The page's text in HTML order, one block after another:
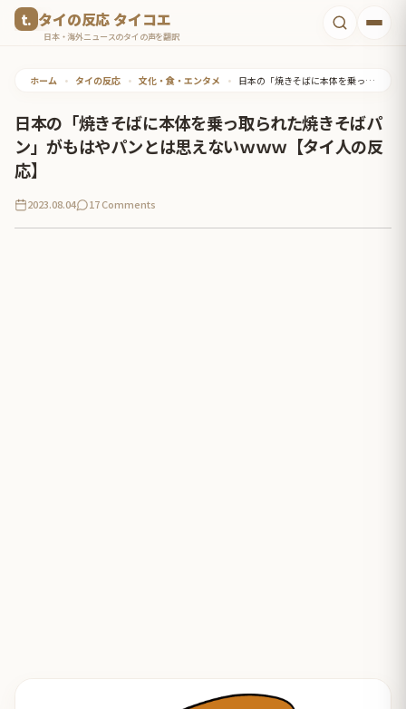
タイの反応 タイコエ
日本・海外ニュースのタイの声を翻訳
ホーム • タイの反応 • 文化・食・エンタメ • 日本の「焼きそばに本体を乗っ取られた焼きそばパン」がもはやパンとは思えないｗｗｗ【タイ人の反応】
日本の「焼きそばに本体を乗っ取られた焼きそばパ
ン」がもはやパンとは思えないｗｗｗ【タイ人の反
応】
2023.08.04 17 Comments